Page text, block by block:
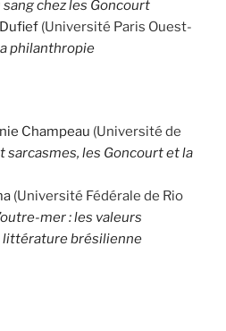
chez les Goncourt
(Université Paris Ouest-
philanthropie
Champeau (Université de
sarcasmes, les Goncourt et la
(Université Fédérale de Rio
mer : les valeurs
littérature brésilienne